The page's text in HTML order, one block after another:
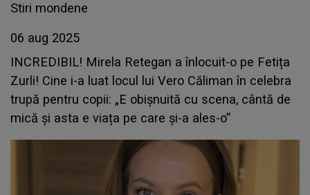
Stiri mondene
06 aug 2025
INCREDIBIL! Mirela Retegan a înlocuit-o pe Fetița
Zurli! Cine i-a luat locul lui Vero Căliman în celebra
trupă pentru copii: „E obișnuită cu scena, cântă de
mică și asta e viața pe care și-a ales-o”